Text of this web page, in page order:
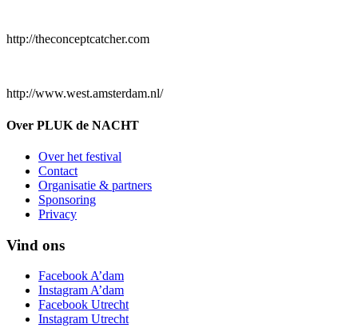
http://theconceptcatcher.com
http://www.west.amsterdam.nl/
Over PLUK de NACHT
Over het festival
Contact
Organisatie & partners
Sponsoring
Privacy
Vind ons
Facebook A’dam
Instagram A’dam
Facebook Utrecht
Instagram Utrecht